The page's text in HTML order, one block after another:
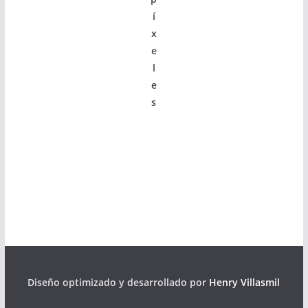
í
x
e
l
e
s
Diseño optimizado y desarrollado por Henry Villasmil